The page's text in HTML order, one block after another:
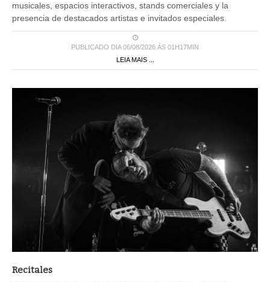
musicales, espacios interactivos, stands comerciales y la
presencia de destacados artistas e invitados especiales.
PUBLICADO DIA 06/08/2026 ÀS 01H17MIN
LEIA MAIS ...
Recitales